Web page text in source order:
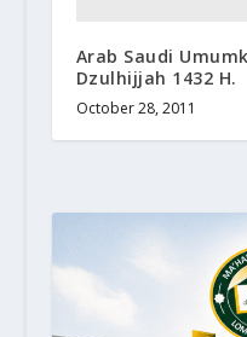
Arab Saudi
Dzulhijjah 1432 H.
October 28, 2011